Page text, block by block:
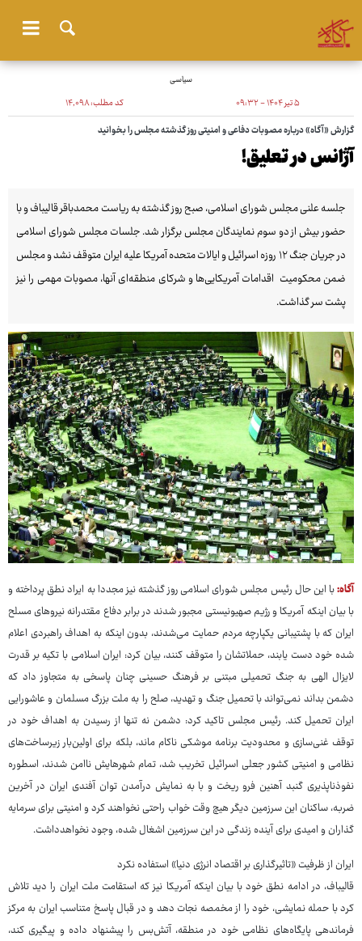
سیاسی
۵ تیر ۱۴۰۴ - ۰۹:۳۲ کد مطلب:۱۴٬۰۹۸
گزارش «آگاه» درباره مصوبات دفاعی و امنیتی روز گذشته مجلس را بخوانید
آژانس در تعلیق!
جلسه علنی مجلس شورای اسلامی، صبح روز گذشته به ریاست محمدباقر قالیباف و با
حضور بیش از دو سوم نمایندگان مجلس برگزار شد. جلسات مجلس شورای اسلامی
در جریان جنگ ۱۲ روزه اسرائیل و ایالات متحده آمریکا علیه ایران متوقف نشد و مجلس
ضمن محکومیت اقدامات آمریکایی‌ها و شرکای منطقه‌ای آنها، مصوبات مهمی را نیز
پشت سر گذاشت.
آگاه:با این حال رئیس مجلس شورای اسلامی روز گذشته نیز مجددا به ایراد نطق پرداخته و
با بیان اینکه آمریکا و رژیم صهیونیستی مجبور شدند در برابر دفاع مقتدرانه‌ نیروهای مسلح
ایران که با پشتیبانی یکپارچه‌ مردم حمایت می‌شدند، بدون اینکه به اهداف راهبردی اعلام
شده‌ خود دست یابند، حملاتشان را متوقف کنند، بیان کرد: ایران اسلامی با تکیه بر قدرت
لایزال الهی به جنگ تحمیلی مبتنی بر فرهنگ حسینی چنان پاسخی به متجاوز داد که
دشمن بداند نمی‌تواند با تحمیل جنگ و تهدید، صلح را به ملت بزرگ مسلمان و عاشورایی
ایران تحمیل کند. رئیس مجلس تاکید کرد: دشمن نه تنها از رسیدن به اهداف خود در
توقف غنی‌سازی و محدودیت برنامه‌ موشکی ناکام ماند، بلکه برای اولین‌بار زیرساخت‌های
نظامی‌ و امنیتی کشور جعلی اسرائیل تخریب شد، تمام شهرهایش ناامن شدند، اسطوره‌
نفوذناپذیری گنبد آهنین فرو ریخت و با به نمایش درآمدن توان آفندی ایران در آخرین
ضربه، ساکنان این سرزمین دیگر هیچ وقت خواب راحتی نخواهند کرد و امنیتی برای سرمایه
گذاران و امیدی برای آینده‌ زندگی در این سرزمین اشغال شده، وجود نخواهدداشت.
ایران از ظرفیت «تاثیرگذاری بر اقتصاد انرژی دنیا» استفاده نکرد
قالیباف، در ادامه نطق خود با بیان اینکه آمریکا نیز که استقامت ملت ایران ‌را دید تلاش
کرد با حمله‌ نمایشی، خود را از مخمصه نجات دهد و در قبال پاسخ متناسب ایران به مرکز
فرماندهی پایگاه‌های نظامی خود در منطقه، آتش‌بس را پیشنهاد داده و پیگیری کند،